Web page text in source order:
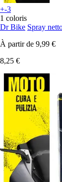
+-3
1 coloris
Dr Bike Spray
À partir de 9,99 €
8,25 €